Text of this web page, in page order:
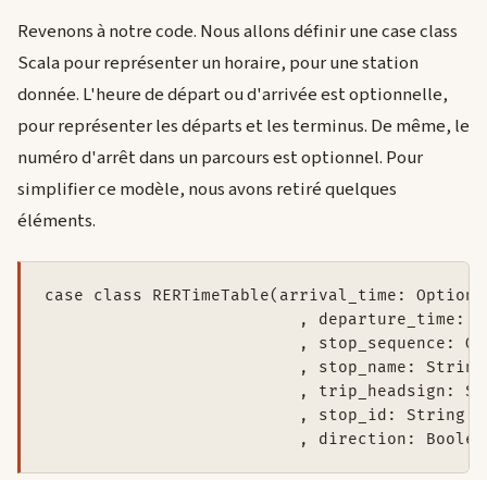
Revenons à notre code. Nous allons définir une case class
Scala pour représenter un horaire, pour une station
donnée. L'heure de départ ou d'arrivée est optionnelle,
pour représenter les départs et les terminus. De même, le
numéro d'arrêt dans un parcours est optionnel. Pour
simplifier ce modèle, nous avons retiré quelques
éléments.
case class RERTimeTable(arrival_time:
, departure_time:
, stop_sequence:
                          , stop_name: String
, trip_headsign:
                          , stop_id: String